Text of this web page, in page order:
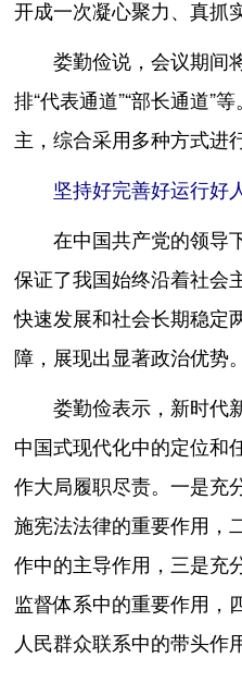
开成一次凝心聚力、真抓
娄勤俭说，会议期间将
排“代表通道”“部长通道”
主，综合采用多种方式进
坚持好完善好运行好
在中国共产党的领导下
保证了我国始终沿着社会
快速发展和社会长期稳定
障，展现出显著政治优势。
娄勤俭表示，新时代新
中国式现代化中的定位和
作大局履职尽责。一是充
施宪法法律的重要作用，
作中的主导作用，三是充
监督体系中的重要作用，
人民群众联系中的带头作